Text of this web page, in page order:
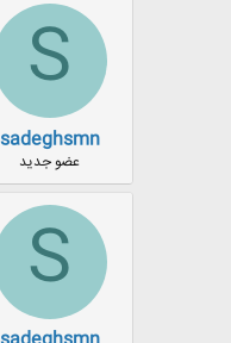
S
sadeghsmn
عضو جدید
S